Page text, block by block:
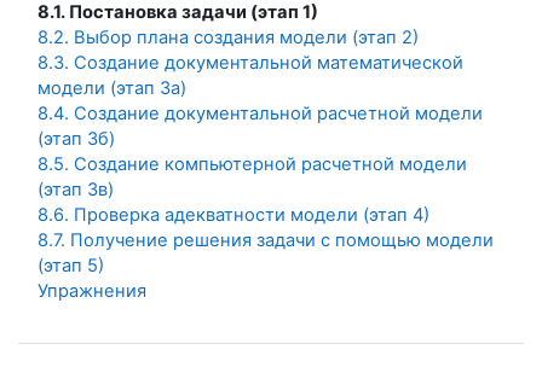
8.1. Постановка задачи (этап 1)
8.2. Выбор плана создания модели (этап 2)
8.3. Создание документальной математической
модели (этап 3а)
8.4. Создание документальной расчетной модели
(этап 3б)
8.5. Создание компьютерной расчетной модели
(этап 3в)
8.6. Проверка адекватности модели (этап 4)
8.7. Получение решения задачи с помощью модели
(этап 5)
Упражнения